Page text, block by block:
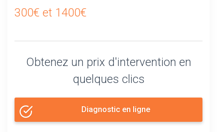
300€ et 1400€
Obtenez un prix d'intervention en
quelques clics
Diagnostic en ligne